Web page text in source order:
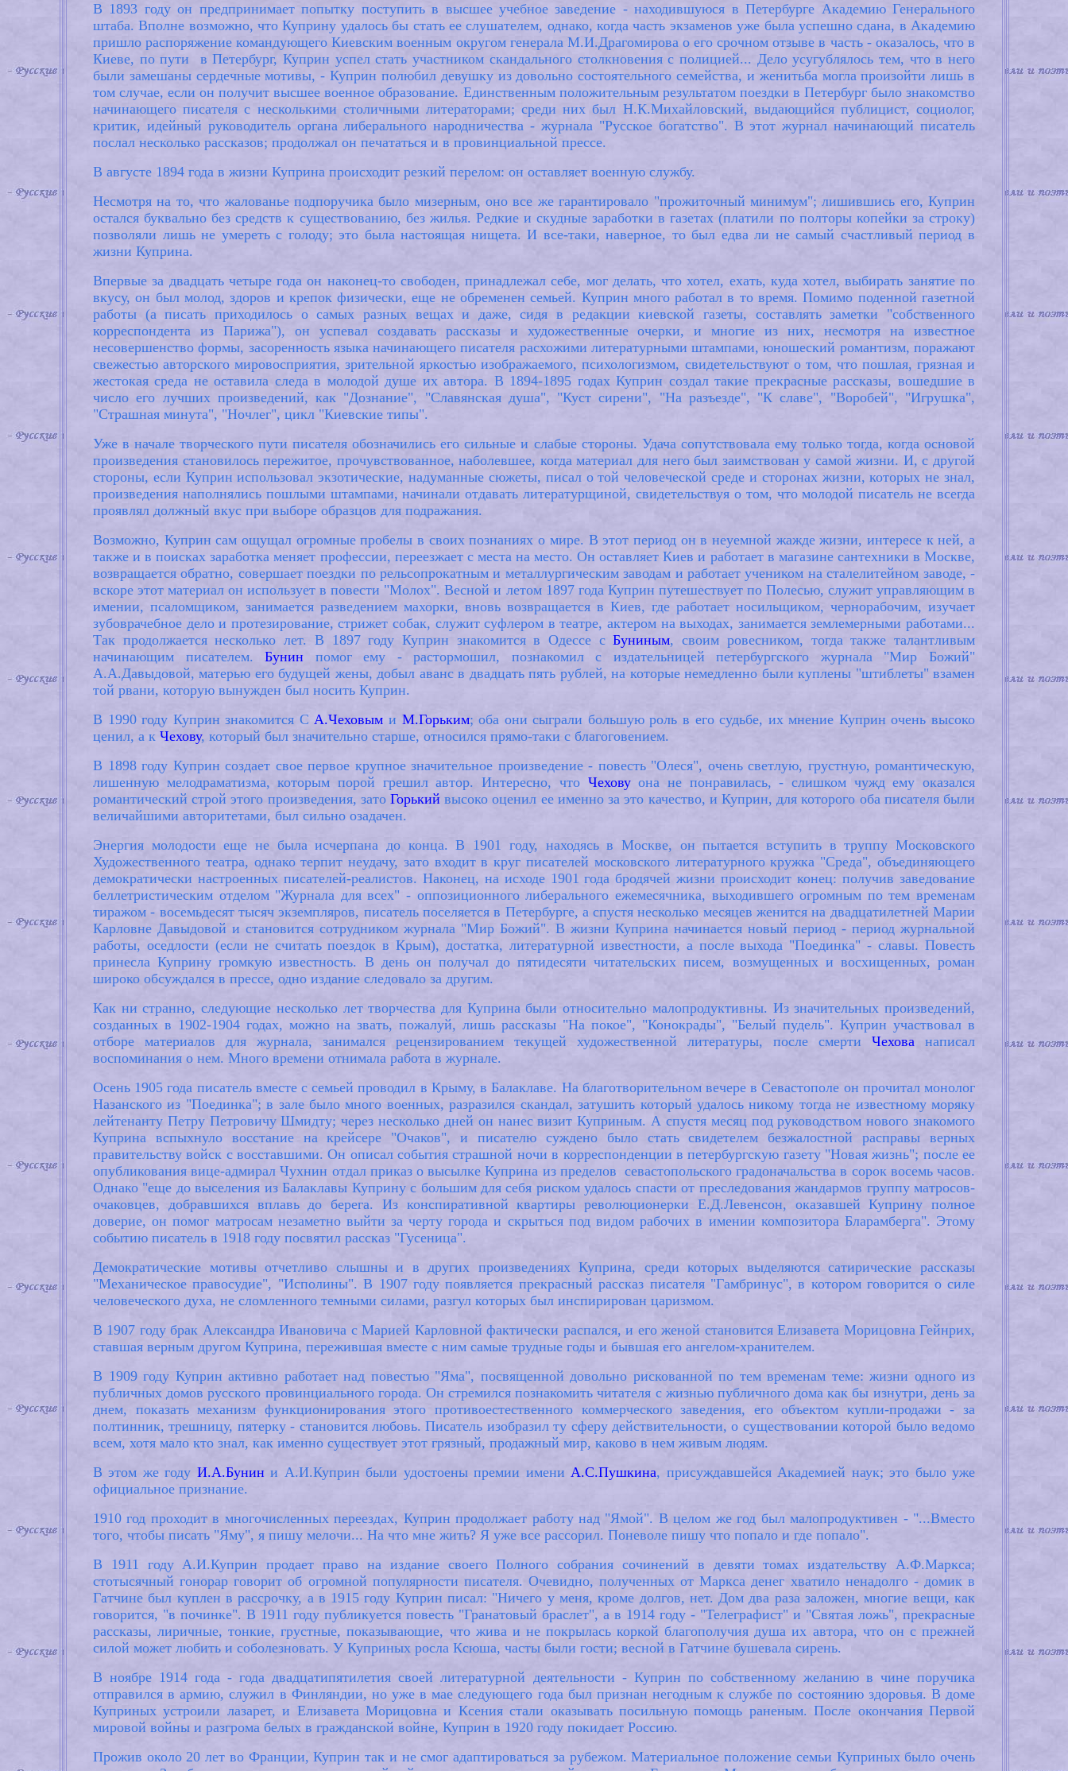
В 1893 году он предпринимает попытку поступить в высшее учебное заведение - находившуюся в Петербурге Академию Генерального
штаба. Вполне возможно, что Куприну удалось бы стать ее слушателем, однако, когда часть экзаменов уже была успешно сдана, в Академию
пришло распоряжение командующего Киевским военным округом генерала М.И.Драгомирова о его срочном отзыве в часть - оказалось, что в
Киеве, по пути в Петербург, Куприн успел стать участником скандального столкновения с полицией... Дело усугублялось тем, что в него
были замешаны сердечные мотивы, - Куприн полюбил девушку из довольно состоятельного семейства, и женитьба могла произойти лишь в
том случае, если он получит высшее военное образование. Единственным положительным результатом поездки в Петербург было знакомство
начинающего писателя с несколькими столичными литераторами; среди них был Н.К.Михайловский, выдающийся публицист, социолог,
критик, идейный руководитель органа либерального народничества - журнала "Русское богатство". В этот журнал начинающий писатель
послал несколько рассказов; продолжал он печататься и в провинциальной прессе.
В августе 1894 года в жизни Куприна происходит резкий перелом: он оставляет военную службу.
Несмотря на то, что жалованье подпоручика было мизерным, оно все же гарантировало "прожиточный минимум"; лишившись его, Куприн
остался буквально без средств к существованию, без жилья. Редкие и скудные заработки в газетах (платили по полторы копейки за строку)
позволяли лишь не умереть с голоду; это была настоящая нищета. И все-таки, наверное, то был едва ли не самый счастливый период в
жизни Куприна.
Впервые за двадцать четыре года он наконец-то свободен, принадлежал себе, мог делать, что хотел, ехать, куда хотел, выбирать занятие по
вкусу, он был молод, здоров и крепок физически, еще не обременен семьей. Куприн много работал в то время. Помимо поденной газетной
работы (а писать приходилось о самых разных вещах и даже, сидя в редакции киевской газеты, составлять заметки "собственного
корреспондента из Парижа"), он успевал создавать рассказы и художественные очерки, и многие из них, несмотря на известное
несовершенство формы, засоренность языка начинающего писателя расхожими литературными штампами, юношеский романтизм, поражают
свежестью авторского мировосприятия, зрительной яркостью изображаемого, психологизмом, свидетельствуют о том, что пошлая, грязная и
жестокая среда не оставила следа в молодой душе их автора. В 1894-1895 годах Куприн создал такие прекрасные рассказы, вошедшие в
число его лучших произведений, как "Дознание", "Славянская душа", "Куст сирени", "На разъезде", "К славе", "Воробей", "Игрушка",
"Страшная минута", "Ночлег", цикл "Киевские типы".
Уже в начале творческого пути писателя обозначились его сильные и слабые стороны. Удача сопутствовала ему только тогда, когда основой
произведения становилось пережитое, прочувствованное, наболевшее, когда материал для него был заимствован у самой жизни. И, с другой
стороны, если Куприн использовал экзотические, надуманные сюжеты, писал о той человеческой среде и сторонах жизни, которых не знал,
произведения наполнялись пошлыми штампами, начинали отдавать литературщиной, свидетельствуя о том, что молодой писатель не всегда
проявлял должный вкус при выборе образцов для подражания.
Возможно, Куприн сам ощущал огромные пробелы в своих познаниях о мире. В этот период он в неуемной жажде жизни, интересе к ней, а
также и в поисках заработка меняет профессии, переезжает с места на место. Он оставляет Киев и работает в магазине сантехники в Москве,
возвращается обратно, совершает поездки по рельсопрокатным и металлургическим заводам и работает учеником на сталелитейном заводе, -
вскоре этот материал он использует в повести "Молох". Весной и летом 1897 года Куприн путешествует по Полесью, служит управляющим в
имении, псаломщиком, занимается разведением махорки, вновь возвращается в Киев, где работает носильщиком, чернорабочим, изучает
зубоврачебное дело и протезирование, стрижет собак, служит суфлером в театре, актером на выходах, занимается землемерными работами...
Так продолжается несколько лет. В 1897 году Куприн знакомится в Одессе сБуниным, своим ровесником, тогда также талантливым
начинающим писателем.Бунин помог ему - растормошил, познакомил с издательницей петербургского журнала "Мир Божий"
А.А.Давыдовой, матерью его будущей жены, добыл аванс в двадцать пять рублей, на которые немедленно были куплены "штиблеты" взамен
той рвани, которую вынужден был носить Куприн.
В 1990 году Куприн знакомится СА.Чеховым и М.Горьким; оба они сыграли большую роль в его судьбе, их мнение Куприн очень высоко
ценил, а к Чехову, который был значительно старше, относился прямо-таки с благоговением.
В 1898 году Куприн создает свое первое крупное значительное произведение - повесть "Олеся", очень светлую, грустную, романтическую,
лишенную мелодраматизма, которым порой грешил автор. Интересно, что Чеховуона не понравилась, - слишком чужд ему оказался
романтический строй этого произведения, затоГорький высоко оценил ее именно за это качество, и Куприн, для которого оба писателя были
величайшими авторитетами, был сильно озадачен.
Энергия молодости еще не была исчерпана до конца. В 1901 году, находясь в Москве, он пытается вступить в труппу Московского
Художественного театра, однако терпит неудачу, зато входит в круг писателей московского литературного кружка "Среда", объединяющего
демократически настроенных писателей-реалистов. Наконец, на исходе 1901 года бродячей жизни происходит конец: получив заведование
беллетристическим отделом "Журнала для всех" - оппозиционного либерального ежемесячника, выходившего огромным по тем временам
тиражом - восемьдесят тысяч экземпляров, писатель поселяется в Петербурге, а спустя несколько месяцев женится на двадцатилетней Марии
Карловне Давыдовой и становится сотрудником журнала "Мир Божий". В жизни Куприна начинается новый период - период журнальной
работы, оседлости (если не считать поездок в Крым), достатка, литературной известности, а после выхода "Поединка" - славы. Повесть
принесла Куприну громкую известность. В день он получал до пятидесяти читательских писем, возмущенных и восхищенных, роман
широко обсуждался в прессе, одно издание следовало за другим.
Как ни странно, следующие несколько лет творчества для Куприна были относительно малопродуктивны. Из значительных произведений,
созданных в 1902-1904 годах, можно на звать, пожалуй, лишь рассказы "На покое", "Конокрады", "Белый пудель". Куприн участвовал в
отборе материалов для журнала, занимался рецензированием текущей художественной литературы, после смерти Чехова написал
воспоминания о нем. Много времени отнимала работа в журнале.
Осень 1905 года писатель вместе с семьей проводил в Крыму, в Балаклаве. На благотворительном вечере в Севастополе он прочитал монолог
Назанского из "Поединка"; в зале было много военных, разразился скандал, затушить который удалось никому тогда не известному моряку
лейтенанту Петру Петровичу Шмидту; через несколько дней он нанес визит Куприным. А спустя месяц под руководством нового знакомого
Куприна вспыхнуло восстание на крейсере "Очаков", и писателю суждено было стать свидетелем безжалостной расправы верных
правительству войск с восставшими. Он описал события страшной ночи в корреспонденции в петербургскую газету "Новая жизнь"; после ее
опубликования вице-адмирал Чухнин отдал приказ о высылке Куприна из пределов севастопольского градоначальства в сорок восемь часов.
Однако "еще до выселения из Балаклавы Куприну с большим для себя риском удалось спасти от преследования жандармов группу матросов-
очаковцев, добравшихся вплавь до берега. Из конспиративной квартиры революционерки Е.Д.Левенсон, оказавшей Куприну полное
доверие, он помог матросам незаметно выйти за черту города и скрыться под видом рабочих в имении композитора Бларамберга". Этому
событию писатель в 1918 году посвятил рассказ "Гусеница".
Демократические мотивы отчетливо слышны и в других произведениях Куприна, среди которых выделяются сатирические рассказы
"Механическое правосудие", "Исполины". В 1907 году появляется прекрасный рассказ писателя "Гамбринус", в котором говорится о силе
человеческого духа, не сломленного темными силами, разгул которых был инспирирован царизмом.
В 1907 году брак Александра Ивановича с Марией Карловной фактически распался, и его женой становится Елизавета Морицовна Гейнрих,
ставшая верным другом Куприна, пережившая вместе с ним самые трудные годы и бывшая его ангелом-хранителем.
В 1909 году Куприн активно работает над повестью "Яма", посвященной довольно рискованной по тем временам теме: жизни одного из
публичных домов русского провинциального города. Он стремился познакомить читателя с жизнью публичного дома как бы изнутри, день за
днем, показать механизм функционирования этого противоестественного коммерческого заведения, его объектом купли-продажи - за
полтинник, трешницу, пятерку - становится любовь. Писатель изобразил ту сферу действительности, о существовании которой было ведомо
всем, хотя мало кто знал, как именно существует этот грязный, продажный мир, каково в нем живым людям.
В этом же году И.А.Бунин и А.И.Куприн были удостоены премии имениА.С.Пушкина, присуждавшейся Академией наук; это было уже
официальное признание.
1910 год проходит в многочисленных переездах, Куприн продолжает работу над "Ямой". В целом же год был малопродуктивен - "...Вместо
того, чтобы писать "Яму", я пишу мелочи... На что мне жить? Я уже все рассорил. Поневоле пишу что попало и где попало".
В 1911 году А.И.Куприн продает право на издание своего Полного собрания сочинений в девяти томах издательству А.Ф.Маркса;
стотысячный гонорар говорит об огромной популярности писателя. Очевидно, полученных от Маркса денег хватило ненадолго - домик в
Гатчине был куплен в рассрочку, а в 1915 году Куприн писал: "Ничего у меня, кроме долгов, нет. Дом два раза заложен, многие вещи, как
говорится, "в починке". В 1911 году публикуется повесть "Гранатовый браслет", а в 1914 году - "Телеграфист" и "Святая ложь", прекрасные
рассказы, лиричные, тонкие, грустные, показывающие, что жива и не покрылась коркой благополучия душа их автора, что он с прежней
силой может любить и соболезновать. У Куприных росла Ксюша, часты были гости; весной в Гатчине бушевала сирень.
В ноябре 1914 года - года двадцатипятилетия своей литературной деятельности - Куприн по собственному желанию в чине поручика
отправился в армию, служил в Финляндии, но уже в мае следующего года был признан негодным к службе по состоянию здоровья. В доме
Куприных устроили лазарет, и Елизавета Морицовна и Ксения стали оказывать посильную помощь раненым. После окончания Первой
мировой войны и разгрома белых в гражданской войне, Куприн в 1920 году покидает Россию.
Прожив около 20 лет во Франции, Куприн так и не смог адаптироваться за рубежом. Материальное положение семьи Куприных было очень